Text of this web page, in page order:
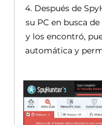
4. Después de
su PC en busca
y los encontró,
automática y